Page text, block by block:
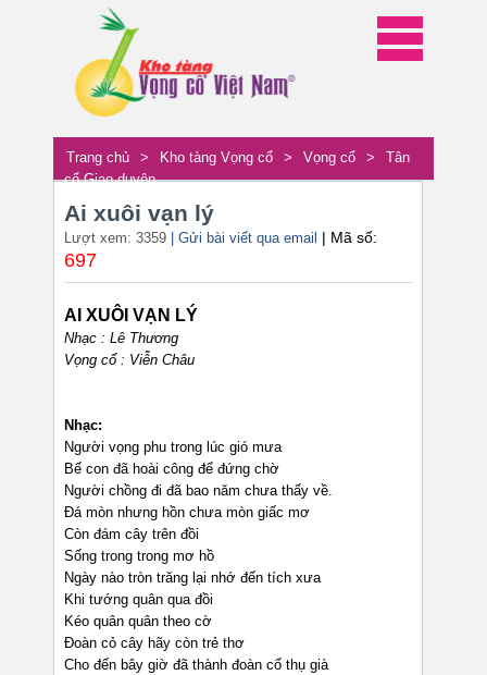
Trang chủ > Kho tàng Vọng cổ > Vọng cổ >
Tân
cổ Giao duyên
Ai xuôi vạn lý
Lượt xem: 3359 | Gửi bài viết qua email | Mã số:
697
AI XUÔI VẠN LÝ
Nhạc : Lê Thương
Vọng cổ : Viễn Châu
Nhạc:
Người vọng phu trong lúc gió mưa
Bế con đã hoài công để đứng chờ
Người chồng đi đã bao năm chưa thấy về.
Đá mòn nhưng hồn chưa mòn giấc mơ
Còn đám cây trên đồi
Sống trong trong mơ hồ
Ngày nào tròn trăng lại nhớ đến tích xưa
Khi tướng quân qua đồi
Kéo quân quân theo cờ
Đoàn cỏ cây hãy còn trẻ thơ
Cho đến bây giờ đã thành đoàn cổ thụ già